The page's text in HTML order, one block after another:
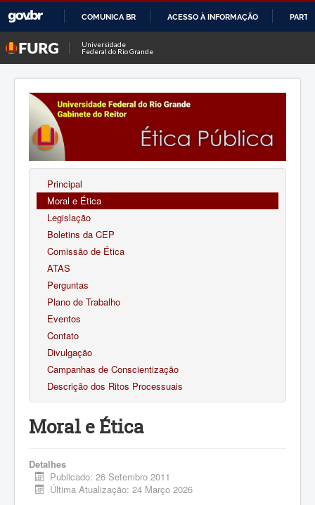
O
CONTEÚDO
COMUNICA BR ACESSO À INFORMAÇÃO
Universidade
Federal do Rio Grande
Principal
Moral e Ética
Legislação
Boletins da CEP
Comissão de Ética
ATAS
Perguntas
Plano de Trabalho
Eventos
Contato
Divulgação
Campanhas de Conscientização
Descrição dos Ritos Processuais
Moral e Ética
Detalhes
Publicado: 26 Setembro 2011
Última Atualização: 24 Março 2026